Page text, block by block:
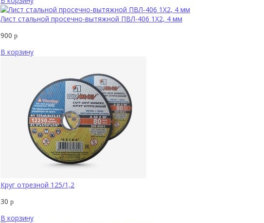
Лист стальной просечно-вытяжной ПВЛ-406 1Х2, 4 мм
900 р
В корзину
Круг отрезной 125/1,2
30 р
В корзину